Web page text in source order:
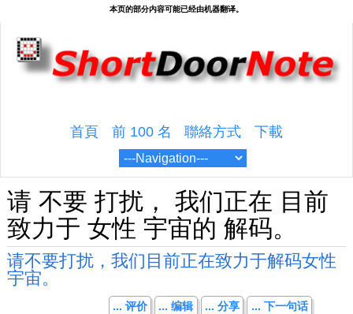
首頁 前 100 名 聯絡方式 下載
请 不要 打扰， 我们正在 目前
致力于 女性 宇宙的 解码。
请不要打扰，我们目前正在致力于解码女性
宇宙。
... 评价 ... 编辑 ... 分享 ... 下一句话